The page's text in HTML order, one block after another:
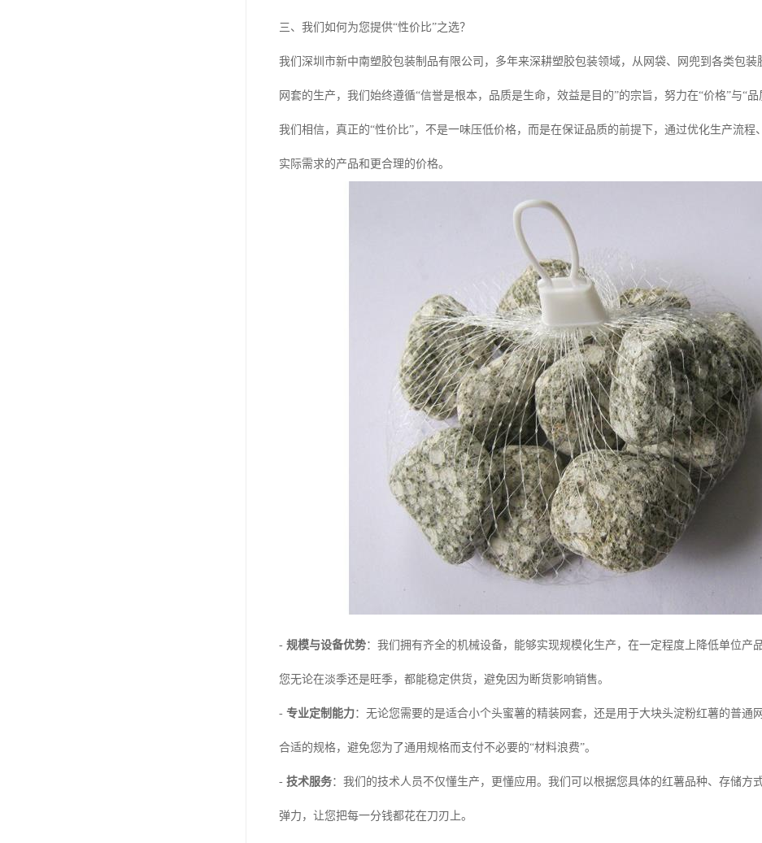
三、我们如何为您提供“性价比”之选？
我们深圳市新中南塑胶包装制品有限公司，多年来深耕塑胶包装领域，从网袋、网兜到各类包
网套的生产，我们始终遵循“信誉是根本，品质是生命，效益是目的”的宗旨，努力在“价格”与“品
我们相信，真正的“性价比”，不是一味压低价格，而是在保证品质的前提下，通过优化生产流
实际需求的产品和更合理的价格。
- 规模与设备优势：我们拥有齐全的机械设备，能够实现规模化生产，在一定程度上降低单位产
您无论在淡季还是旺季，都能稳定供货，避免因为断货影响销售。
- 专业定制能力：无论您需要的是适合小个头蜜薯的精装网套，还是用于大块头淀粉红薯的普通
合适的规格，避免您为了通用规格而支付不必要的“材料浪费”。
- 技术服务：我们的技术人员不仅懂生产，更懂应用。我们可以根据您具体的红薯品种、存储方
弹力，让您把每一分钱都花在刀刃上。